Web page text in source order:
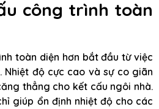
công trình toàn
toàn diện hơn bắt đầu từ việc
Nhiệt độ cực cao và sự co giãn
thẳng cho kết cấu ngôi nhà.
giúp ổn định nhiệt độ cho các